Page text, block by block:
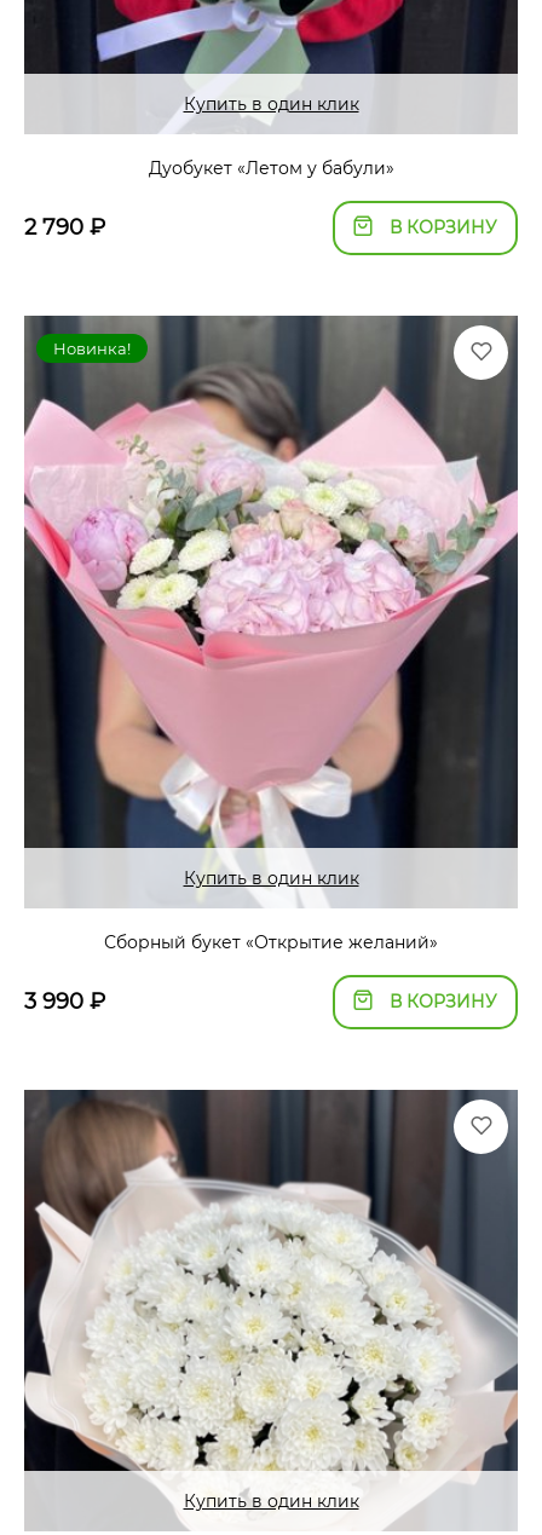
Купить в один клик
Дуобукет «Летом у бабули»
2 790 ₽ В КОРЗИНУ
Новинка!
Купить в один клик
Сборный букет «Открытие желаний»
3 990 ₽ В КОРЗИНУ
Купить в один клик